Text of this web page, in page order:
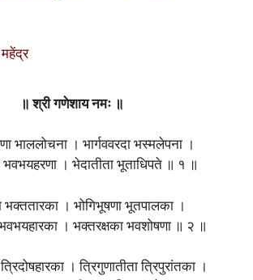
महेंद्र
॥ श्री गणेशाय नमः ॥
भाललोचना । भार्गववरदा भस्मलेपना ।
। भेदातीता भूताधिपते ॥ १ ॥
भक्ततारका । भोगिभूषणा भूतपालका ।
भवभयहारका । भक्तरक्षका भवशोषणा ॥ २ ॥
। त्रिगुणातीता त्रिपुरांतका ।